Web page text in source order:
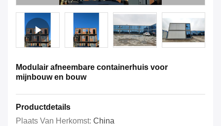
Modulair afneembare containerhuis voor
mijnbouw en bouw
Productdetails
Plaats Van Herkomst: China